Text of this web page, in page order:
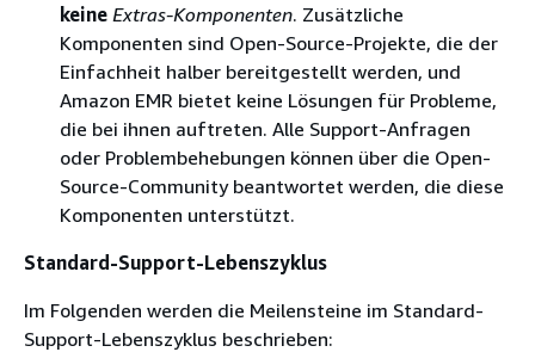
keine Extras-Komponenten. Zusätzliche
Komponenten sind Open-Source-Projekte, die der
Einfachheit halber bereitgestellt werden, und
Amazon EMR bietet keine Lösungen für Probleme,
die bei ihnen auftreten. Alle Support-Anfragen
oder Problembehebungen können über die Open-
Source-Community beantwortet werden, die diese
Komponenten unterstützt.
Standard-Support-Lebenszyklus
Im Folgenden werden die Meilensteine im Standard-
Support-Lebenszyklus beschrieben: